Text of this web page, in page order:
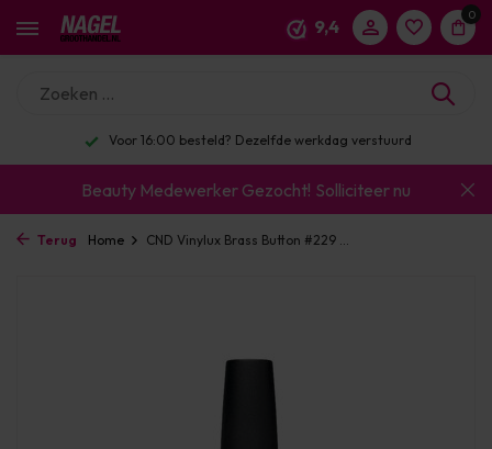
9,4
0
Voor 16:00 besteld? Dezelfde werkdag verstuurd
Beauty Medewerker Gezocht! Solliciteer nu
Terug Home CND Vinylux Brass Button #229 ...